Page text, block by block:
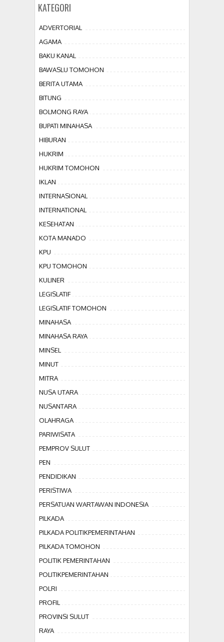
KATEGORI
ADVERTORIAL
AGAMA
BAKU KANAL
BAWASLU TOMOHON
BERITA UTAMA
BITUNG
BOLMONG RAYA
BUPATI MINAHASA
HIBURAN
HUKRIM
HUKRIM TOMOHON
IKLAN
INTERNASIONAL
INTERNATIONAL
KESEHATAN
KOTA MANADO
KPU
KPU TOMOHON
KULINER
LEGISLATIF
LEGISLATIF TOMOHON
MINAHASA
MINAHASA RAYA
MINSEL
MINUT
MITRA
NUSA UTARA
NUSANTARA
OLAHRAGA
PARIWISATA
PEMPROV SULUT
PEN
PENDIDIKAN
PERISTIWA
PERSATUAN WARTAWAN INDONESIA
PILKADA
PILKADA POLITIKPEMERINTAHAN
PILKADA TOMOHON
POLITIK PEMERINTAHAN
POLITIKPEMERINTAHAN
POLRI
PROFIL
PROVINSI SULUT
RAYA